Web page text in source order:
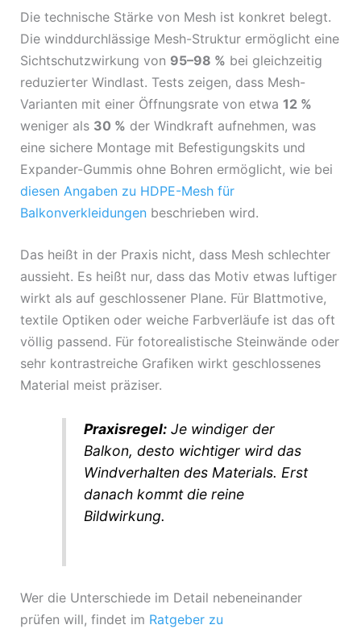
Die technische Stärke von Mesh ist konkret belegt.
Die winddurchlässige Mesh-Struktur ermöglicht eine
Sichtschutzwirkung von 95–98 % bei gleichzeitig
reduzierter Windlast. Tests zeigen, dass Mesh-
Varianten mit einer Öffnungsrate von etwa 12 %
weniger als 30 % der Windkraft aufnehmen, was
eine sichere Montage mit Befestigungskits und
Expander-Gummis ohne Bohren ermöglicht, wie bei
diesen Angaben zu HDPE-Mesh für
Balkonverkleidungenbeschrieben wird.
Das heißt in der Praxis nicht, dass Mesh schlechter
aussieht. Es heißt nur, dass das Motiv etwas luftiger
wirkt als auf geschlossener Plane. Für Blattmotive,
textile Optiken oder weiche Farbverläufe ist das oft
völlig passend. Für fotorealistische Steinwände oder
sehr kontrastreiche Grafiken wirkt geschlossenes
Material meist präziser.
Praxisregel:Je windiger der
Balkon, desto wichtiger wird das
Windverhalten des Materials. Erst
danach kommt die reine
Bildwirkung.
Wer die Unterschiede im Detail nebeneinander
prüfen will, findet im Ratgeber zu